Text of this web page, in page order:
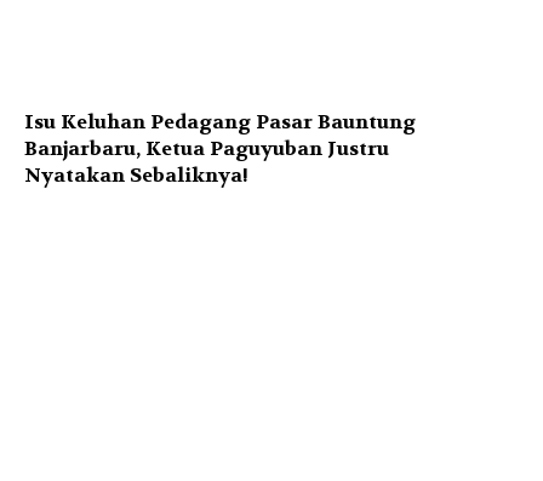
Isu Keluhan Pedagang Pasar Bauntung
Banjarbaru, Ketua Paguyuban Justru
Nyatakan Sebaliknya!